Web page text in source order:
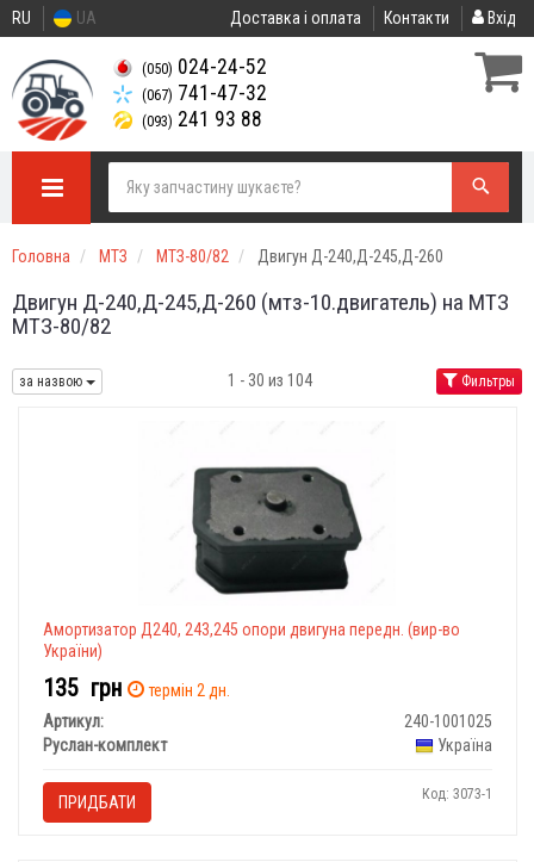
RU UA Доставка і оплата Контакти Вхід
(050) 024-24-52
(067) 741-47-32
(093) 241 93 88
Головна МТЗ МТЗ-80/82 Двигун Д-240,Д-245,Д-260
Двигун Д-240,Д-245,Д-260 (мтз-10.двигатель) на МТЗ
МТЗ-80/82
за назвою 1 - 30 из 104 Фильтры
Амортизатор Д240, 243,245 опори двигуна передн. (вир-во
України)
135 грн
термін 2 дн.
Артикул:
240-1001025
Руслан-комплект
Україна
ПРИДБАТИ Код: 3073-1